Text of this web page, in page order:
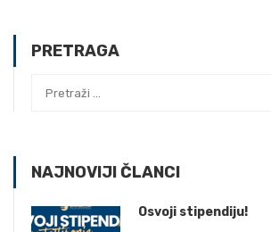
PRETRAGA
NAJNOVIJI ČLANCI
Osvoji stipendiju!